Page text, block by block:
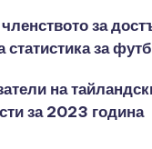
за
статистика за
на
за 2023 година